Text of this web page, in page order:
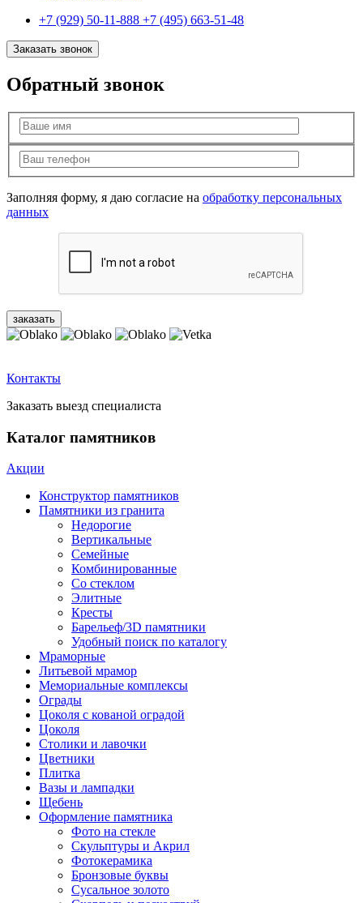
+7 (929) 50-11-888 +7 (495) 663-51-48
Заказать звонок
Обратный звонок
Заполняя форму, я даю согласие на обработку персональных
данных
Контакты
Заказать выезд специалиста
Каталог памятников
Акции
Конструктор памятников
Памятники из гранита
Недорогие
Вертикальные
Семейные
Комбинированные
Со стеклом
Элитные
Кресты
Барельеф/3D памятники
Удобный поиск по каталогу
Мраморные
Литьевой мрамор
Мемориальные комплексы
Ограды
Цоколя с кованой оградой
Цоколя
Столики и лавочки
Цветники
Плитка
Вазы и лампадки
Щебень
Оформление памятника
Фото на стекле
Скульптуры и Акрил
Фотокерамика
Бронзовые буквы
Сусальное золото